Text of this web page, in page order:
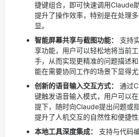
捷键组合，即可快速调用Claude
提升了操作效率，特别是在处理
显。
智能屏幕共享与截图功能：
支持
享功能，用户可以轻松地将当前
手，从而实现更精准的问题描述
能在需要协同工作的场景下显得尤
创新的语音输入交互方式：
通过
键触发语音输入模式，用户可以
提下，随时向Claude提出问题或
提升了人机交互的自然性和便捷性
本地工具深度集成：
支持与代码